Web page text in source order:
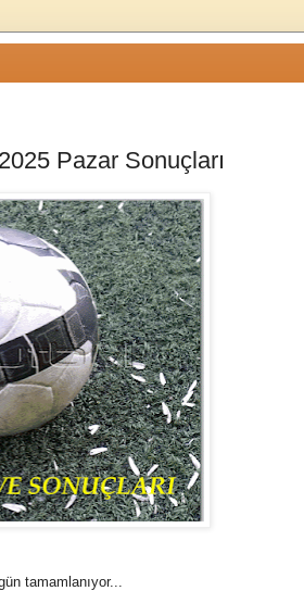
Pazar Sonuçları
tamamlanıyor...